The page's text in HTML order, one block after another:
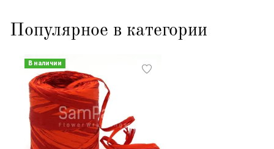
Популярное в категории
В наличии